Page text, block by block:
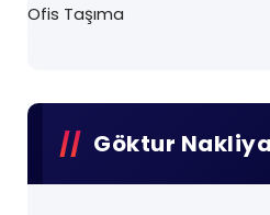
Ofis Taşıma
Göktur